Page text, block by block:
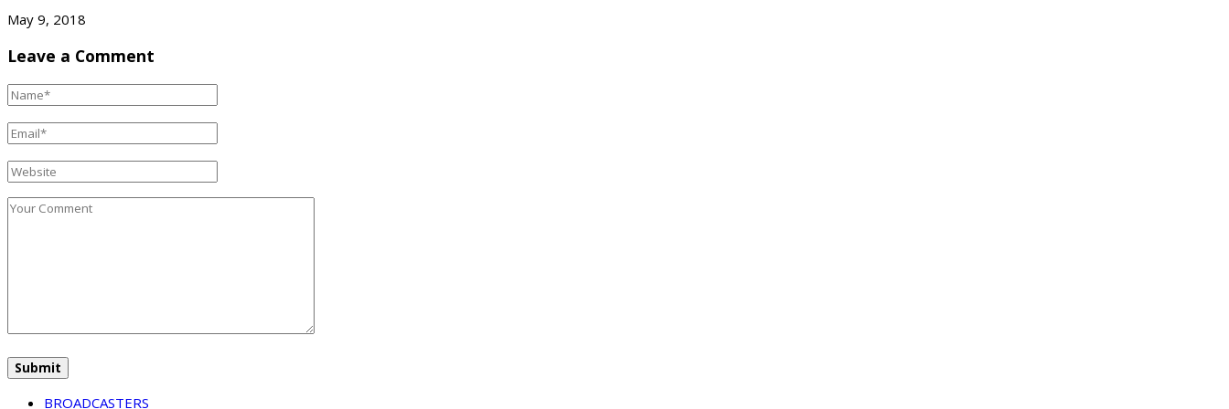
May 9, 2018
Leave a Comment
BROADCASTERS